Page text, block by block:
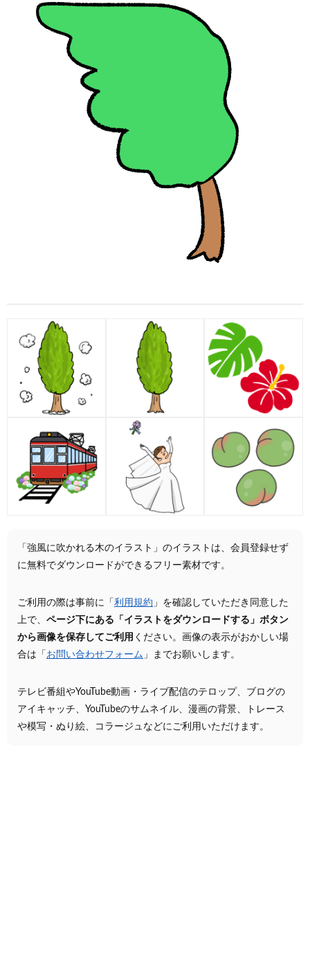
「強風に吹かれる木のイラスト」のイラストは、会員登録せず
に無料でダウンロードができるフリー素材です。
ご利用の際は事前に「 利用規約 」を確認していただき同意した
上で、 ページ下にある「イラストをダウンロードする」ボタン
から画像を保存してご利用 ください。画像の表示がおかしい場
合は「 お問い合わせフォーム 」までお願いします。
テレビ番組やYouTube動画・ライブ配信のテロップ、ブログの
アイキャッチ、YouTubeのサムネイル、漫画の背景、トレース
や模写・ぬり絵、コラージュなどにご利用いただけます。